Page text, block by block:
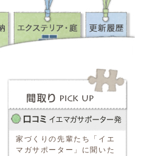
家づくりの先輩たち「イエ
マガサポーター」に聞いた